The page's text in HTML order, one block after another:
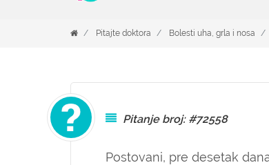
Pitajte doktora Bolesti uha, grla i nosa
Pitanje broj: #72558
Postovani, pre desetak